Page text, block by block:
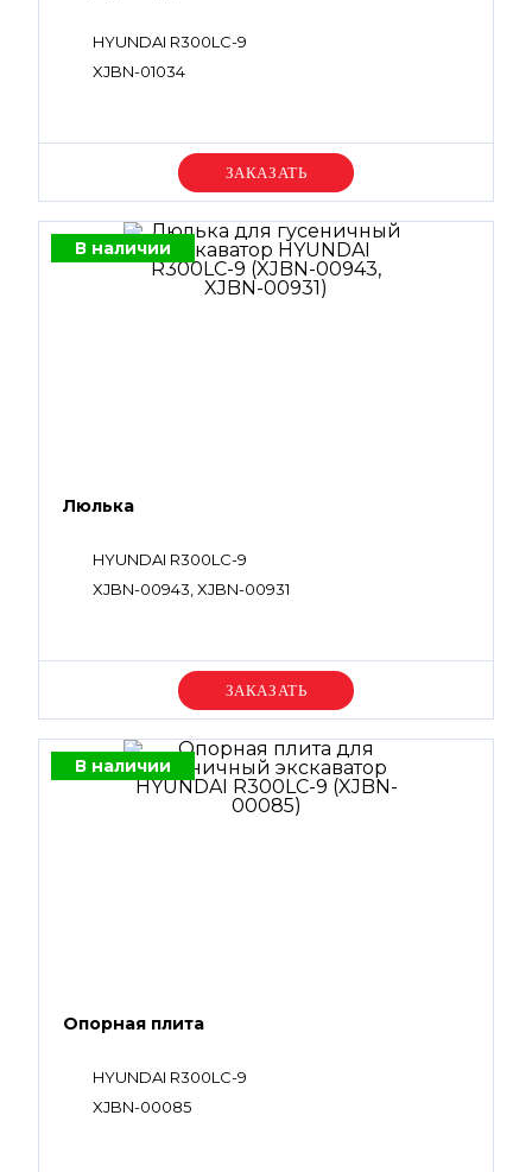
HYUNDAI R300LC-9
XJBN-01034
Уточняйте цену
В наличии
Люлька
HYUNDAI R300LC-9
XJBN-00943, XJBN-00931
Уточняйте цену
В наличии
Опорная плита
HYUNDAI R300LC-9
XJBN-00085